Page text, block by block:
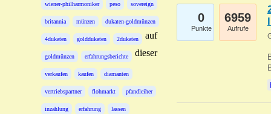
wiener-philharmoniker peso sovereign
britannia münzen dukaten-goldmünzen
4dukaten golddukaten 2dukaten
goldmünzen erfahrungsberichte
verkaufen kaufen diamanten
vertriebspartner flohmarkt pfandleiher
inzahlung erfahrung lassen
auf
dieser
0
Punkte
6959
Aufrufe